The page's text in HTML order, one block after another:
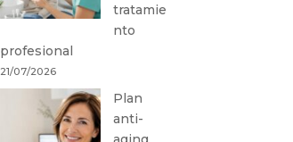
tratamie
nto
profesional
21/07/2026
Plan
anti-